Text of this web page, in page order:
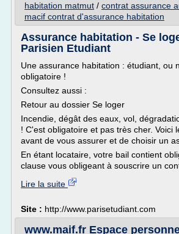
habitation matmut / contrat assurance
macif contrat d'assurance habitation
Assurance habitation - Se
Parisien Etudiant
Une assurance habitation : étudiant, ou
obligatoire !
Consultez aussi :
Retour au dossier Se loger
Incendie, dégât des eaux, vol,
! C'est obligatoire et pas très cher. Voici
avant de vous assurer et de choisir un
En étant locataire, votre bail contient
clause vous obligeant à souscrire un
Lire la suite
Site : http://www.parisetudiant.com
www.maif.fr Espace